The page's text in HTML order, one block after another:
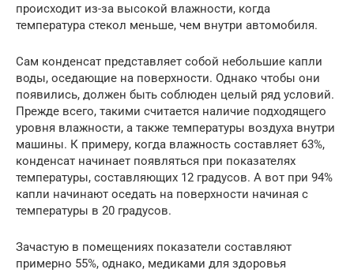
происходит из-за высокой влажности, когда
температура стекол меньше, чем внутри автомобиля.
Сам конденсат представляет собой небольшие капли
воды, оседающие на поверхности. Однако чтобы они
появились, должен быть соблюден целый ряд условий.
Прежде всего, такими считается наличие подходящего
уровня влажности, а также температуры воздуха внутри
машины. К примеру, когда влажность составляет 63%,
конденсат начинает появляться при показателях
температуры, составляющих 12 градусов. А вот при 94%
капли начинают оседать на поверхности начиная с
температуры в 20 градусов.
Зачастую в помещениях показатели составляют
примерно 55%, однако, медиками для здоровья